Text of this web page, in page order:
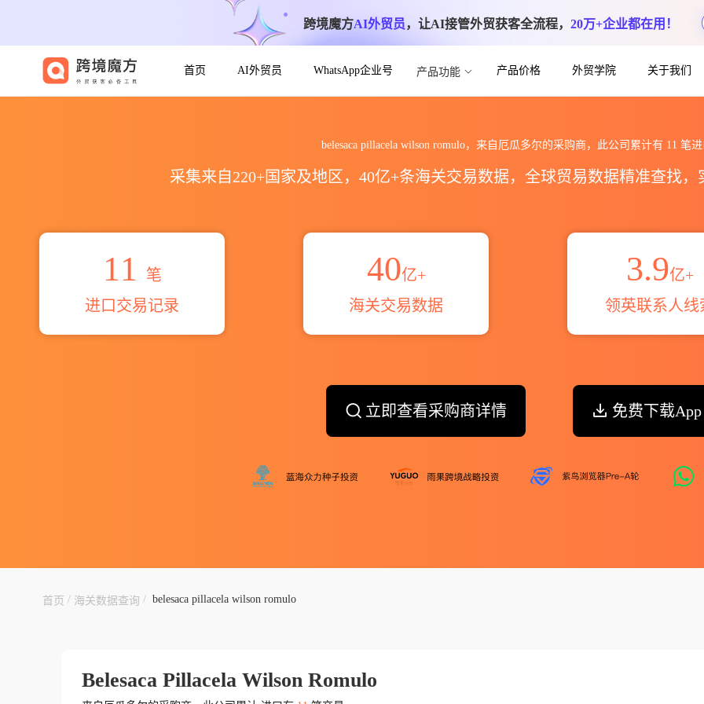
跨境魔方AI外贸员，让AI接管外贸获客全流程， 20万+企业都在用！
首页 AI外贸员 WhatsApp企业号 产品功能 产品价格 外贸学院 关于我们
belesaca pillacela wilson romulo，来自厄瓜多尔的采购商，此公司累计有 11 笔
采集来自220+国家及地区，40亿+条海关交易数据，全球贸易数据精准查找
11
笔
进口交易记录
40亿+
海关交易数据
3.9亿+
领英联系人线
立即查看采购商详情 免费下载App
首页 / 海关数据查询 / belesaca pillacela wilson romulo
Belesaca Pillacela Wilson Romulo